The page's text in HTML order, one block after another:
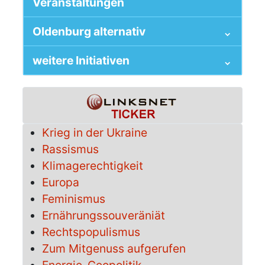
Oldenburg alternativ
weitere Initiativen
Krieg in der Ukraine
Rassismus
Klimagerechtigkeit
Europa
Feminismus
Ernährungssouveräniät
Rechtspopulismus
Zum Mitgenuss aufgerufen